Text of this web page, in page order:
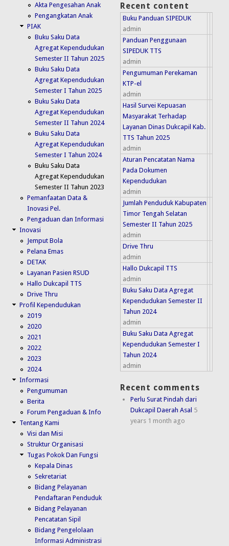
Akta Pengesahan Anak
Pengangkatan Anak
PIAK
Buku Saku Data
Agregat Kependudukan
Semester II Tahun 2025
Buku Saku Data
Agregat Kependudukan
Semester I Tahun 2025
Buku Saku Data
Agregat Kependudukan
Semester II Tahun 2024
Buku Saku Data
Agregat Kependudukan
Semester I Tahun 2024
Buku Saku Data
Agregat Kependudukan
Semester II Tahun 2023
Pemanfaatan Data &
Inovasi Pel.
Pengaduan dan Informasi
Inovasi
Jemput Bola
Pelana Emas
DETAK
Layanan Pasien RSUD
Hallo Dukcapil TTS
Drive Thru
Profil Kependudukan
2019
2020
2021
2022
2023
2024
Informasi
Pengumuman
Berita
Forum Pengaduan & Info
Tentang Kami
Visi dan Misi
Struktur Organisasi
Tugas Pokok Dan Fungsi
Kepala Dinas
Sekretariat
Bidang Pelayanan
Pendaftaran Penduduk
Bidang Pelayanan
Pencatatan Sipil
Bidang Pengelolaan
Informasi Administrasi
Recent content
Buku Panduan SIPEDUK
admin
Panduan Penggunaan
SIPEDUK TTS
admin
Pengumuman Perekaman
KTP-el
admin
Hasil Survei Kepuasan
Masyarakat Terhadap
Layanan Dinas Dukcapil Kab.
TTS Tahun 2025
admin
Aturan Pencatatan Nama
Pada Dokumen
Kependudukan
admin
Jumlah Penduduk Kabupaten
Timor Tengah Selatan
Semester II Tahun 2025
admin
Drive Thru
admin
Hallo Dukcapil TTS
admin
Buku Saku Data Agregat
Kependudukan Semester II
Tahun 2024
admin
Buku Saku Data Agregat
Kependudukan Semester I
Tahun 2024
admin
Recent comments
Perlu Surat Pindah dari
Dukcapil Daerah Asal 5
years 1 month ago